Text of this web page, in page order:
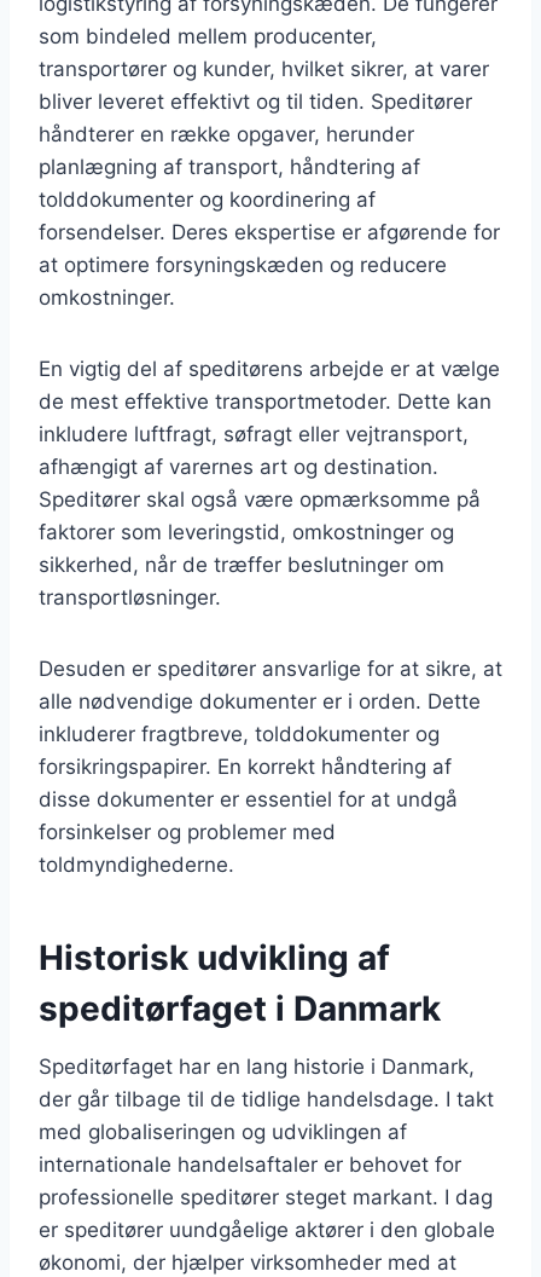
som bindeled mellem producenter,
transportører og kunder, hvilket sikrer, at varer
bliver leveret effektivt og til tiden. Speditører
håndterer en række opgaver, herunder
planlægning af transport, håndtering af
tolddokumenter og koordinering af
forsendelser. Deres ekspertise er afgørende for
at optimere forsyningskæden og reducere
omkostninger.
En vigtig del af speditørens arbejde er at vælge
de mest effektive transportmetoder. Dette kan
inkludere luftfragt, søfragt eller vejtransport,
afhængigt af varernes art og destination.
Speditører skal også være opmærksomme på
faktorer som leveringstid, omkostninger og
sikkerhed, når de træffer beslutninger om
transportløsninger.
Desuden er speditører ansvarlige for at sikre, at
alle nødvendige dokumenter er i orden. Dette
inkluderer fragtbreve, tolddokumenter og
forsikringspapirer. En korrekt håndtering af
disse dokumenter er essentiel for at undgå
forsinkelser og problemer med
toldmyndighederne.
Historisk udvikling af
speditørfaget i Danmark
Speditørfaget har en lang historie i Danmark,
der går tilbage til de tidlige handelsdage. I takt
med globaliseringen og udviklingen af
internationale handelsaftaler er behovet for
professionelle speditører steget markant. I dag
er speditører uundgåelige aktører i den globale
økonomi, der hjælper virksomheder med at